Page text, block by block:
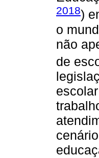
2018)
o
não
de